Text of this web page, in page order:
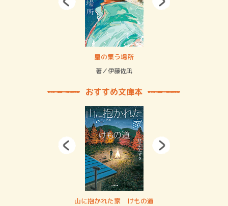
星の集う場所
著／伊藤佐凪
おすすめ文庫本
山に抱かれた家 けもの道